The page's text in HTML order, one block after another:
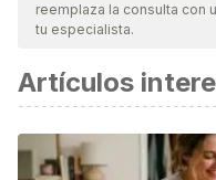
vigencia y validez.La
científica.
Arone, K. M. B.,
dos, Galvão, C. M., &
Thrombotic
reemplaza la consulta con
tu especialista.
Artículos